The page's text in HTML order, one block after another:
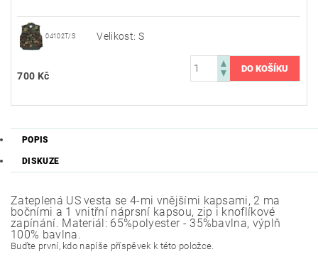
04102T/S Velikost: S
700 Kč
POPIS
DISKUZE
Zateplená US vesta se 4-mi vnějšími kapsami, 2 ma
bočními a 1 vnitřní náprsní kapsou, zip i knoflíkové
zapínání. Materiál: 65%polyester - 35%bavlna, výplň
100% bavlna.
Buďte první, kdo napíše příspěvek k této položce.